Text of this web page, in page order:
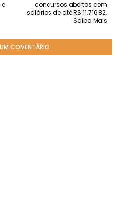
concursos abertos com
salários de até R$ 11.716,82.
Saiba Mais
e
COMENTÁRIO